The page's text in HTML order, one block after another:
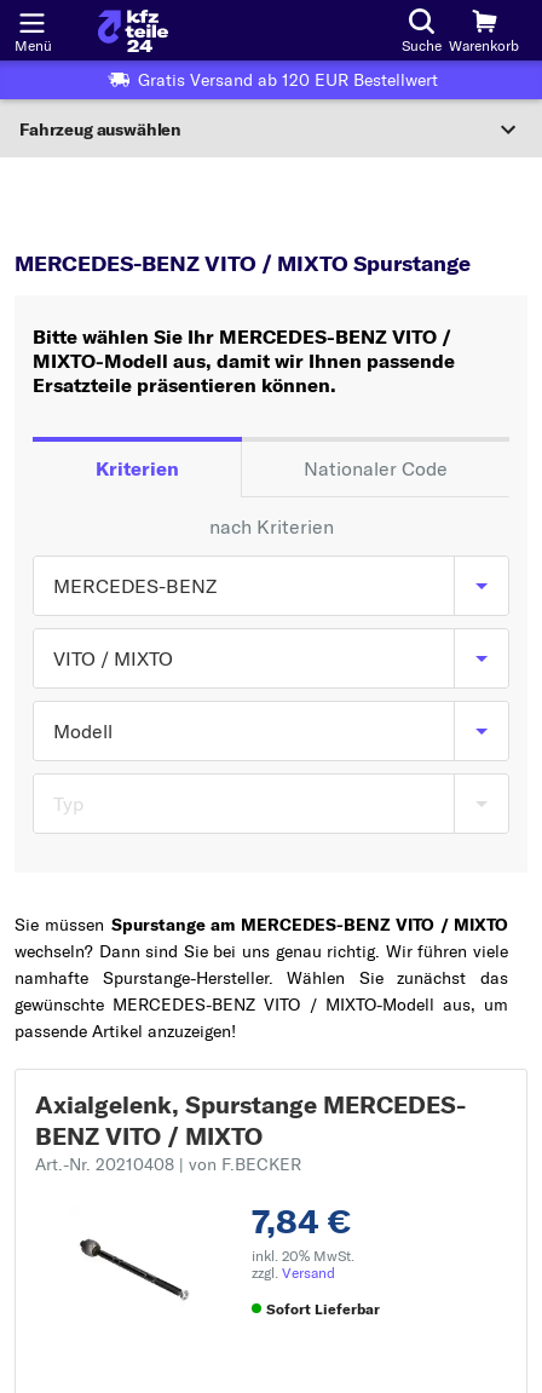
Menü Suche Warenkorb
Gratis Versand ab 120 EUR Bestellwert
Fahrzeug auswählen
Wo finde ich die?
Oder
Oder Fahrzeugauswahl nach Kriterien:
Hersteller wählen
Typ wählen
MERCEDES-BENZ VITO / MIXTO Spurstange
Bitte wählen Sie Ihr MERCEDES-BENZ VITO /
MIXTO-Modell aus, damit wir Ihnen passende
Ersatzteile präsentieren können.
Kriterien Nationaler Code
nach Kriterien
MERCEDES-BENZ
VITO / MIXTO
Modell
Typ
Sie müssen Spurstange am MERCEDES-BENZ VITO / MIXTO
wechseln? Dann sind Sie bei uns genau richtig. Wir führen viele
namhafte Spurstange-Hersteller. Wählen Sie zunächst das
gewünschte MERCEDES-BENZ VITO / MIXTO-Modell aus, um
passende Artikel anzuzeigen!
Axialgelenk, Spurstange MERCEDES-
BENZ VITO / MIXTO
Art.-Nr. 20210408 | von F.BECKER
7,84 €
inkl. 20% MwSt.
zzgl. Versand
Sofort Lieferbar